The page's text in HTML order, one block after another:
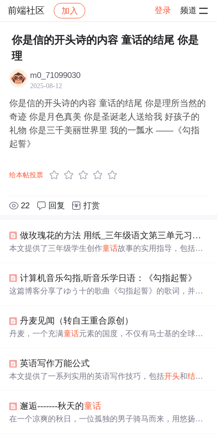
前端社区 加入 登录 频道
社区 前端社区 感慨 帖子详情
你是信的开头诗的内容 童话的结尾 你是
理
m0_71099030
2025-08-12
你是信的开头诗的内容 童话的结尾 你是理所当然的
奇迹 你是月色真美 你是圣诞老人送给我 好孩子的
礼物 你是三千美丽世界里 我的一瓢水 ——《勾指
起誓》
给本帖投票
22 回复 打赏
做玫瑰花的方法 用纸_三年级语文第三单元习作，《编写
本文提供了三年级学生创作童话故事的实用指导，包括如
计算机音乐勾指,听音乐学日语：《勾指起誓》
这篇博客分享了ゆう十的歌曲《勾指起誓》的歌词，并通
童话的结尾’，‘你是圣诞老人送给我的礼物’等，展现了温
柔与坚韧的情感。文章适合日语学习者，通过歌曲感受语
丹麦见闻（转自王重合原创）
丹麦，一个充满童话元素的国度，不仅有马士基的全球航
己的现代童话。本文讲述了丹麦如何克服重重困难，发展
成为世界领先的航运大国和清洁能源先锋。
英语写作万能公式
本文提供了一系列实用的英语写作技巧，包括开头和结尾
邂逅-------秋天的童话
在一个凉爽的秋日，一位孤独的男子骑马而来，用悠扬的